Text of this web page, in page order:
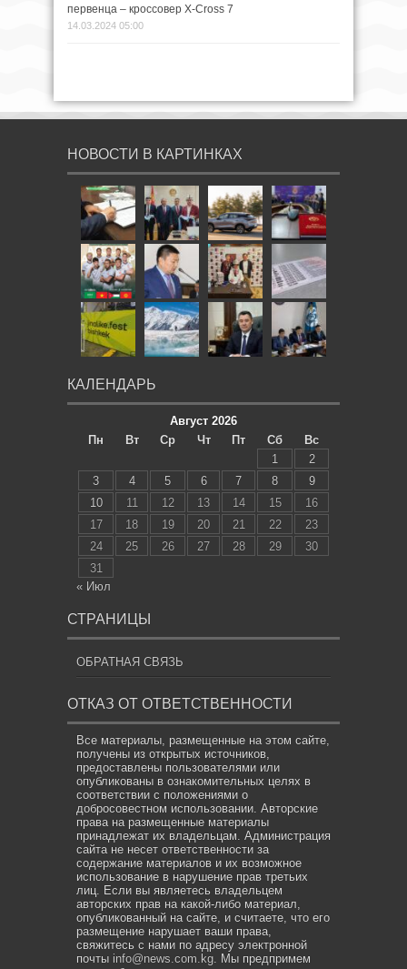
первенца – кроссовер X-Cross 7
14.03.2024 05:00
НОВОСТИ В КАРТИНКАХ
КАЛЕНДАРЬ
Август 2026
Пн
Вт Ср Чт Пт Сб
Вс
1
2
3
4 5 6 7 8
9
10
11 12 13 14 15
16
17
18 19 20 21 22
23
24
25 26 27 28 29
30
31
« Июл
СТРАНИЦЫ
ОБРАТНАЯ СВЯЗЬ
ОТКАЗ ОТ ОТВЕТСТВЕННОСТИ
Все материалы, размещенные на этом сайте,
получены из открытых источников,
предоставлены пользователями или
опубликованы в ознакомительных целях в
соответствии с положениями о
добросовестном использовании. Авторские
права на размещенные материалы
принадлежат их владельцам. Администрация
сайта не несет ответственности за
содержание материалов и их возможное
использование в нарушение прав третьих
лиц. Если вы являетесь владельцем
авторских прав на какой-либо материал,
опубликованный на сайте, и считаете, что его
размещение нарушает ваши права,
свяжитесь с нами по адресу электронной
почты info@news.com.kg . Мы предпримем